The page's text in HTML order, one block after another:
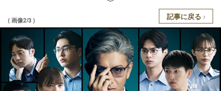
( 画像2/3 ) 記事に戻る